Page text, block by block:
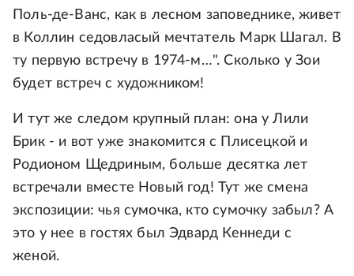
Поль-де-Ванс, как в лесном заповеднике, живет
в Коллин седовласый мечтатель Марк Шагал. В
ту первую встречу в 1974-м…". Сколько у Зои
будет встреч с художником!
И тут же следом крупный план: она у Лили
Брик - и вот уже знакомится с Плисецкой и
Родионом Щедриным, больше десятка лет
встречали вместе Новый год! Тут же смена
экспозиции: чья сумочка, кто сумочку забыл? А
это у нее в гостях был Эдвард Кеннеди с
женой.